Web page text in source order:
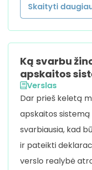
Skaityti
Ką svarbu
apskaitos
Verslas
Dar prieš keletą
apskaitos
svarbiausia, kad
ir pateikti
verslo realybė